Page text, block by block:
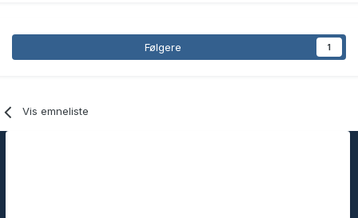
Følgere 1
Vis emneliste